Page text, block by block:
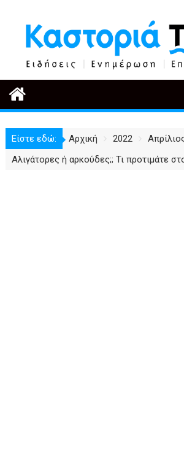
περιεχόμενο
Είστε εδώ: Αρχική 2022
Αλιγάτορες ή αρκούδες;; Τι προτιμάτε